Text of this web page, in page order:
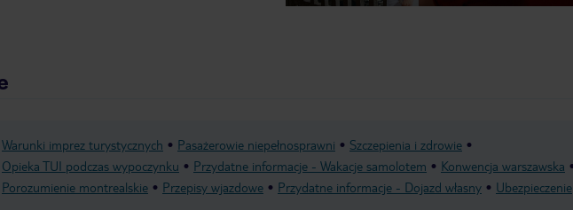
Warunki imprez turystycznych Pasażerowie niepełnosprawni
Szczepienia i zdrowie
Opieka TUI podczas wypoczynku
Przydatne informacje - Wakacje samolotem
Konwencja warszawska
Porozumienie montrealskie
Przepisy wjazdowe Przydatne informacje - Dojazd własny Ubezpieczenie